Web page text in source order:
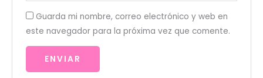
Guarda mi nombre, correo electrónico y web en
este navegador para la próxima vez que comente.